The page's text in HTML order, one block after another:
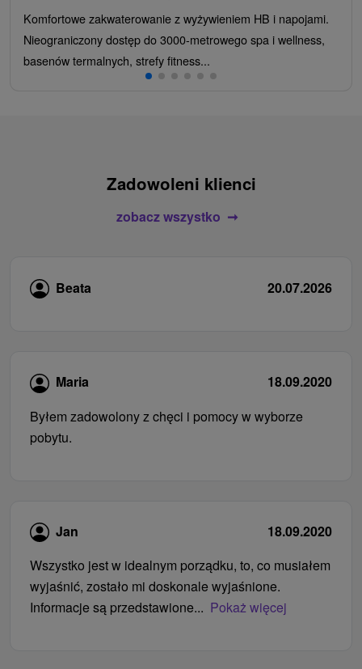
Komfortowe zakwaterowanie z wyżywieniem HB i napojami.
Nieograniczony dostęp do 3000-metrowego spa i wellness,
basenów termalnych, strefy fitness...
Zadowoleni klienci
zobacz wszystko
Beata 20.07.2026
Maria
18.09.2020
Byłem zadowolony z chęci i pomocy w wyborze
pobytu.
Jan
18.09.2020
Wszystko jest w idealnym porządku, to, co musiałem
wyjaśnić, zostało mi doskonale wyjaśnione.
Informacje są przedstawione... Pokaż więcej